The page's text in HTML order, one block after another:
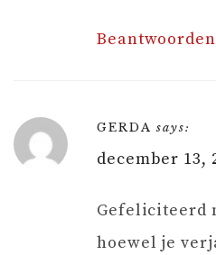
Beantwoorden
GERDA says:
december 13,
Gefeliciteerd
hoewel je